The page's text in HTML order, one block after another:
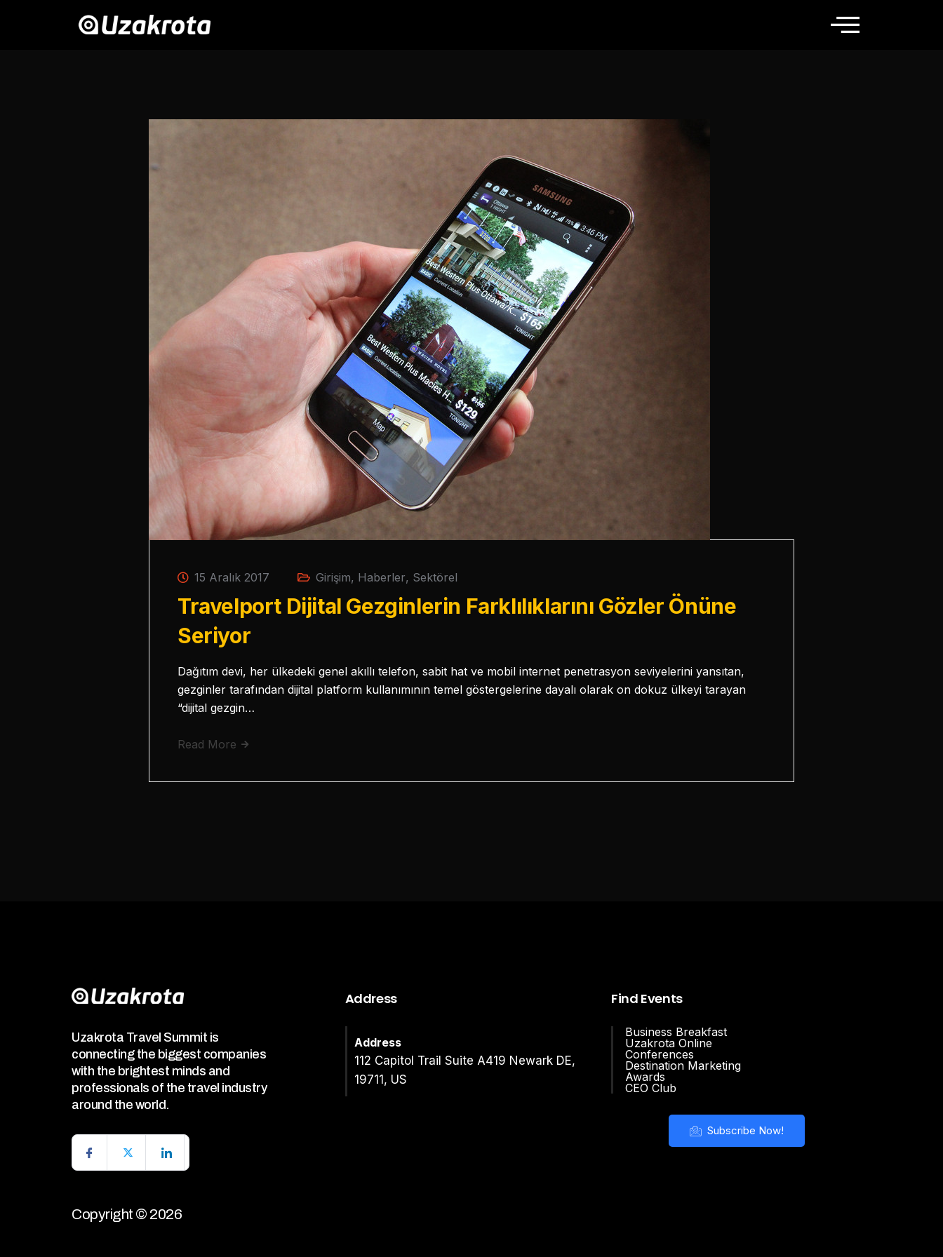
15 Aralık 2017 Girişim, Haberler, Sektörel
Travelport Dijital Gezginlerin Farklılıklarını Gözler Önüne
Seriyor
Dağıtım devi, her ülkedeki genel akıllı telefon, sabit hat ve mobil internet penetrasyon seviyelerini yansıtan,
gezginler tarafından dijital platform kullanımının temel göstergelerine dayalı olarak on dokuz ülkeyi tarayan
“dijital gezgin…
Read More
Uzakrota Travel Summit is
connecting the biggest companies
with the brightest minds and
professionals of the travel industry
around the world.
Copyright © 2026
Address
Address
112 Capitol Trail Suite A419 Newark DE,
19711, US
Find Events
Business Breakfast
Uzakrota Online
Conferences
Destination Marketing
Awards
CEO Club
Subscribe Now!